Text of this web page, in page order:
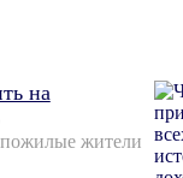
на
жители